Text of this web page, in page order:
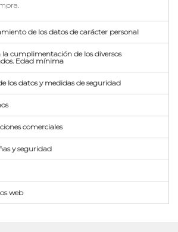
de los datos de carácter personal
la cumplimentación de los diversos
Edad mínima
los datos y medidas de seguridad
comerciales
y seguridad
web